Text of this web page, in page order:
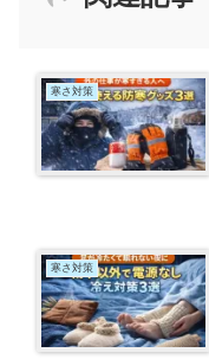
寒さ対策
寒さ対策